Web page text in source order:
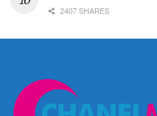
2407 SHARES